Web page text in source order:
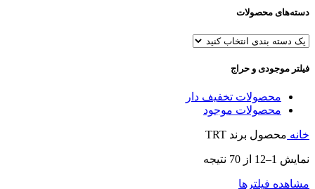
دسته‌های محصولات
فیلتر موجودی و حراج
محصولات تخفیف دار
محصولات موجود
خانه محصول برند TRT
نمایش 1–12 از 70 نتیجه
مشاهده فیلترها